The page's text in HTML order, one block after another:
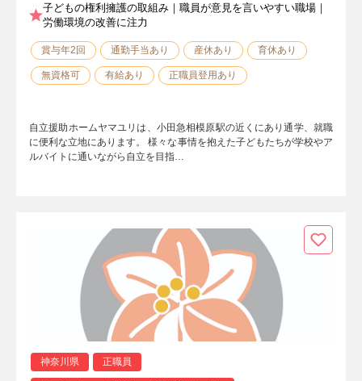
子どもの権利擁護の取組み｜職員が意見を言いやすい職場｜
労働環境の改善に注力
賞与年2回 通勤手当あり 産休あり 育休あり
無資格可 有給あり 正職員登用あり
自立援助ホームヤマユリは、小田急相模原駅の近くにあり通学、就職
に便利な立地にあります。 様々な事情を抱えた子どもたちが学校やア
ルバイトに通いながら自立を目指…
神奈川県 正職員